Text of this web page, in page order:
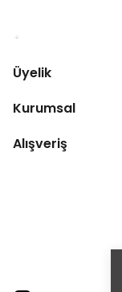
Üyelik
Kurumsal
Alışveriş